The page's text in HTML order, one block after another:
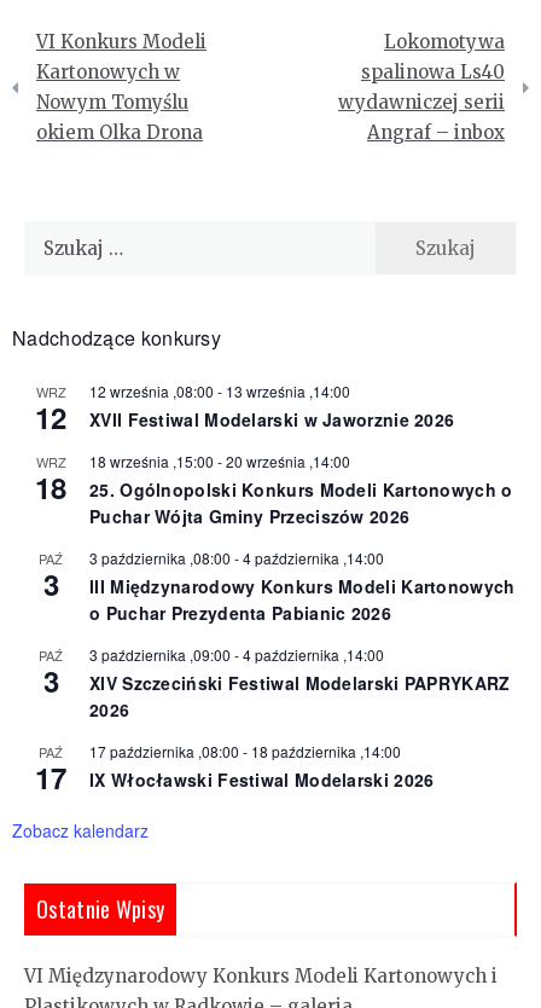
Nawigacja
wpisu
VI Konkurs Modeli
Kartonowych w
Nowym Tomyślu
okiem Olka Drona
Lokomotywa
spalinowa Ls40
wydawniczej serii
Angraf – inbox
Szukaj:
Nadchodzące konkursy
WRZ
12
12 września ,08:00 - 13 września ,14:00
XVII Festiwal Modelarski w Jaworznie 2026
WRZ
18
18 września ,15:00 -20 września ,14:00
25. Ogólnopolski Konkurs Modeli Kartonowych o
Puchar Wójta Gminy Przeciszów 2026
PAŹ
3
3 października ,08:00 -4 października ,14:00
III Międzynarodowy Konkurs Modeli Kartonowych
o Puchar Prezydenta Pabianic 2026
PAŹ
3
3 października ,09:00 -4 października ,14:00
XIV Szczeciński Festiwal Modelarski PAPRYKARZ
2026
PAŹ
17
17 października ,08:00 - 18 października ,14:00
IX Włocławski Festiwal Modelarski 2026
Zobacz kalendarz
Ostatnie Wpisy
VI Międzynarodowy Konkurs Modeli Kartonowych i